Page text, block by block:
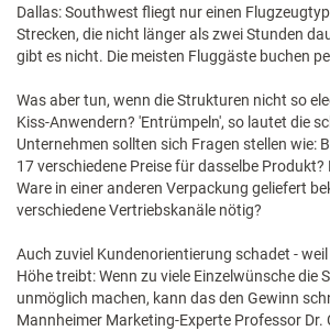
Dallas: Southwest fliegt nur einen
Strecken, die nicht länger als zwei Stunden
gibt es nicht. Die meisten Fluggäste buchen
Was aber tun, wenn die Strukturen nicht so
Kiss-Anwendern? 'Entrümpeln', so lautet die
Unternehmen sollten sich Fragen stellen wie:
17 verschiedene Preise für dasselbe Produkt?
Ware in einer anderen Verpackung geliefert
verschiedene Vertriebskanäle nötig?
Auch zuviel Kundenorientierung schadet -
Höhe treibt: Wenn zu viele Einzelwünsche die
unmöglich machen, kann das den Gewinn
Mannheimer Marketing-Experte Professor